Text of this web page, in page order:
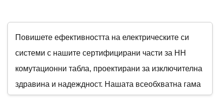
Изтегляне
Свържете Се с Нас
Повишете ефективността на електрическите си
системи с нашите сертифицирани части за НН
комутационни табла, проектирани за изключителна
здравина и надеждност. Нашата всеобхватна гама